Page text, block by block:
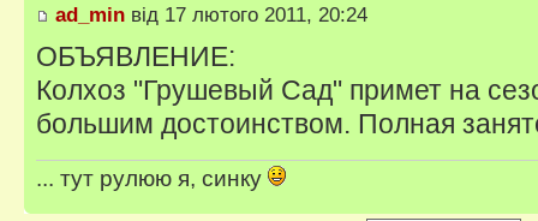
ad_min від 17 лютого 2011, 20:24
ОБЪЯВЛЕНИЕ:
Колхоз "Грушевый Сад" примет на
большим достоинством. Полная
... тут рулюю я, синку